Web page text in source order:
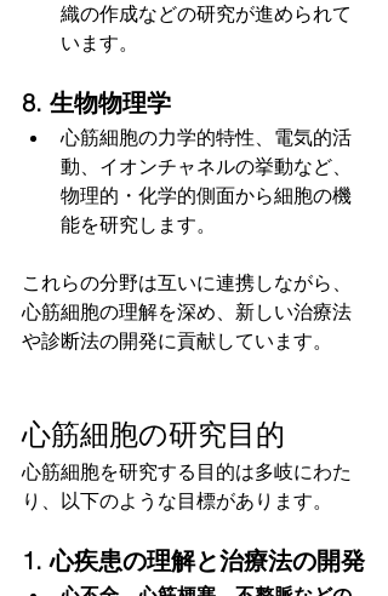
織の作成などの研究が進められて
います。
8. 生物物理学
心筋細胞の力学的特性、電気的活
動、イオンチャネルの挙動など、
物理的・化学的側面から細胞の機
能を研究します。
これらの分野は互いに連携しながら、
心筋細胞の理解を深め、新しい治療法
や診断法の開発に貢献しています。
心筋細胞の研究目的
心筋細胞を研究する目的は多岐にわた
り、以下のような目標があります。
1. 心疾患の理解と治療法の開発